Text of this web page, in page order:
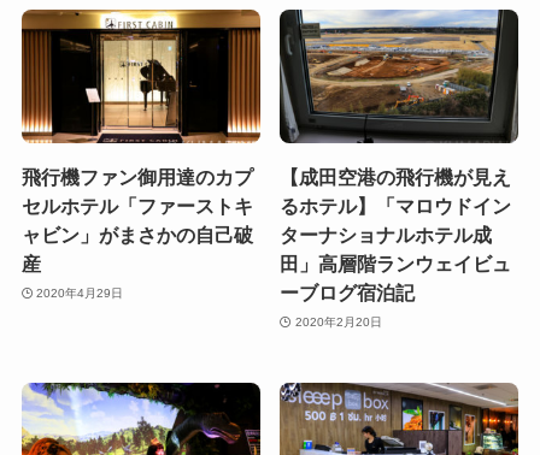
飛行機ファン御用達のカプ
セルホテル「ファーストキ
ャビン」がまさかの自己破
産
2020年4月29日
【成田空港の飛行機が見え
るホテル】「マロウドイン
ターナショナルホテル成
田」高層階ランウェイビュ
ーブログ宿泊記
2020年2月20日